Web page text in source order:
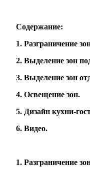
Содержание:
1. Разграничение
2. Выделение зон
3. Выделение зон
4. Освещение зон.
5. Дизайн кухни-
6. Видео.
1. Разграничение